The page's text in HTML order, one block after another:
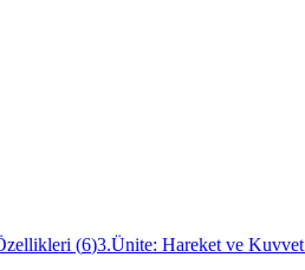
(6)3.Ünite: Hareket ve Kuvvet